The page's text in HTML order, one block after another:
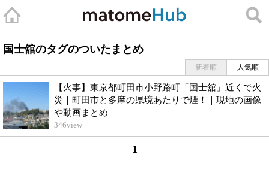
国士舘のタグのついたまとめ
新着順 人気順
【火事】東京都町田市小野路町「国士舘」近くで火
災｜町田市と多摩の県境あたりで煙！｜現地の画像
や動画まとめ
346view
1